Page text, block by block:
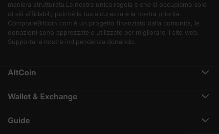
maniera strutturata.La nostra unica regola è che ci occupiamo solo
di siti affidabili, poiché la tua sicurezza è la nostra priorità.
ComprareBitcoin.com è un progetto finanziato dalla comunità, le
donazioni sono apprezzate e utilizzate per migliorare il sito web.
Supporta la nostra indipendenza donando.
AltCoin
Cardano (ADA)
Polkadot (DOT)
Solana (SOL)
Wallet & Exchange
Crypto.com Recensione
Nexo Recensione
Guide